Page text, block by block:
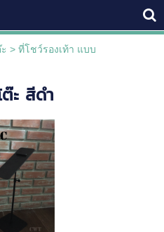
> ที่โชว์รองเท้า แบบ
ะ สีดำ